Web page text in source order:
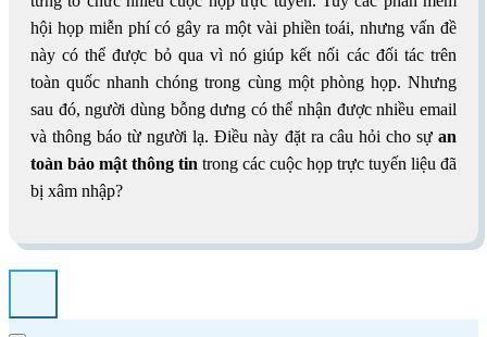
hội họp miễn phí có gây ra một vài phiền toái, nhưng vấn đề
này có thể được bỏ qua vì nó giúp kết nối các đối tác trên
toàn quốc nhanh chóng trong cùng một phòng họp. Nhưng
sau đó, người dùng bỗng dưng có thể nhận được nhiều email
và thông báo từ người lạ. Điều này đặt ra câu hỏi cho sự an
toàn bảo mật thông tin trong các cuộc họp trực tuyến liệu đã
bị xâm nhập?